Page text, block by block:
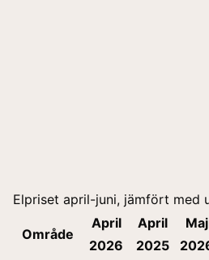
Elpriset april-juni, jämfört med
Område
April
2026
April
2025
Maj